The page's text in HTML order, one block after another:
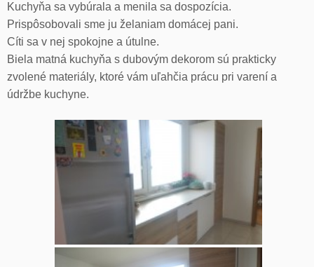
Kuchyňa sa vybúrala a menila sa dospozícia.
Prispôsobovali sme ju želaniam domácej pani.
Cíti sa v nej spokojne a útulne.
Biela matná kuchyňa s dubovým dekorom sú prakticky
zvolené materiály, ktoré vám uľahčia prácu pri varení a
údržbe kuchyne.